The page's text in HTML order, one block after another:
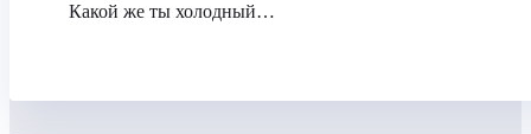
Какой же ты холодный…